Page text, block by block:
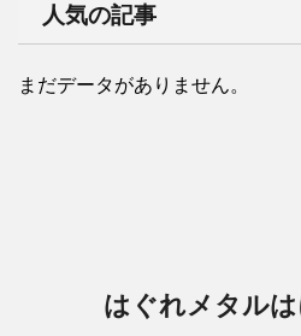
人気の記事
まだデータがありません。
はぐれメタル